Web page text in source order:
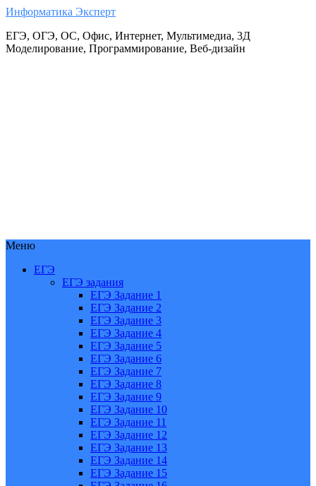
Информатика Эксперт
ЕГЭ, ОГЭ, ОС, Офис, Интернет, Мультимедиа, 3Д
Моделирование, Программирование, Веб-дизайн
Меню
ЕГЭ
ЕГЭ задания
ЕГЭ Задание 1
ЕГЭ Задание 2
ЕГЭ Задание 3
ЕГЭ Задание 4
ЕГЭ Задание 5
ЕГЭ Задание 6
ЕГЭ Задание 7
ЕГЭ Задание 8
ЕГЭ Задание 9
ЕГЭ Задание 10
ЕГЭ Задание 11
ЕГЭ Задание 12
ЕГЭ Задание 13
ЕГЭ Задание 14
ЕГЭ Задание 15